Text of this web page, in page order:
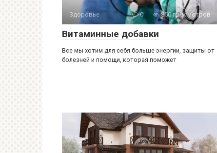
Здоровье 0 850 просмотров
Витаминные добавки
Все мы хотим для себя больше энергии, защиты от
болезней и помощи, которая поможет